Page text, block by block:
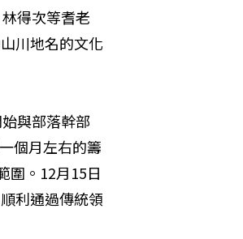
得次等耆老
川地名的文化
與部落幹部
個月左右的籌
圍。12月15日
利通過傳統領